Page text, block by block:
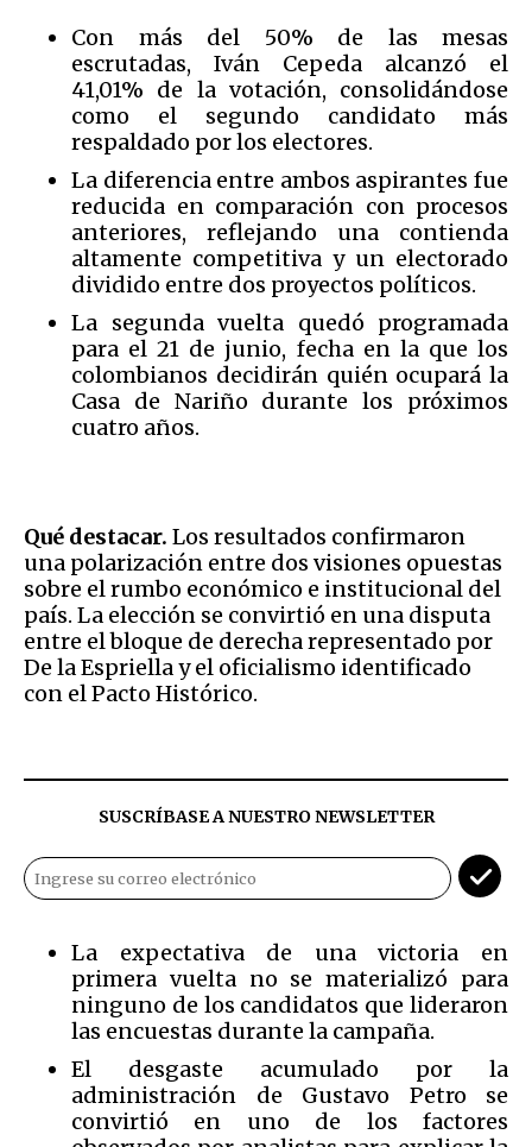
Con más del 50% de las mesas
escrutadas, Iván Cepeda alcanzó el
41,01% de la votación, consolidándose
como el segundo candidato más
respaldado por los electores.
La diferencia entre ambos aspirantes fue
reducida en comparación con procesos
anteriores, reflejando una contienda
altamente competitiva y un electorado
dividido entre dos proyectos políticos.
La segunda vuelta quedó programada
para el 21 de junio, fecha en la que los
colombianos decidirán quién ocupará la
Casa de Nariño durante los próximos
cuatro años.
Qué destacar. Los resultados confirmaron
una polarización entre dos visiones opuestas
sobre el rumbo económico e institucional del
país. La elección se convirtió en una disputa
entre el bloque de derecha representado por
De la Espriella y el oficialismo identificado
con el Pacto Histórico.
SUSCRÍBASE A NUESTRO NEWSLETTER
La expectativa de una victoria en
primera vuelta no se materializó para
ninguno de los candidatos que lideraron
las encuestas durante la campaña.
El desgaste acumulado por la
administración de Gustavo Petro se
convirtió en uno de los factores